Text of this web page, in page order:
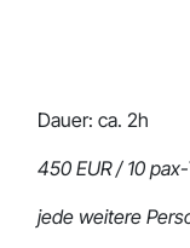
Dauer: ca. 2h
450 EUR / 10
jede weitere